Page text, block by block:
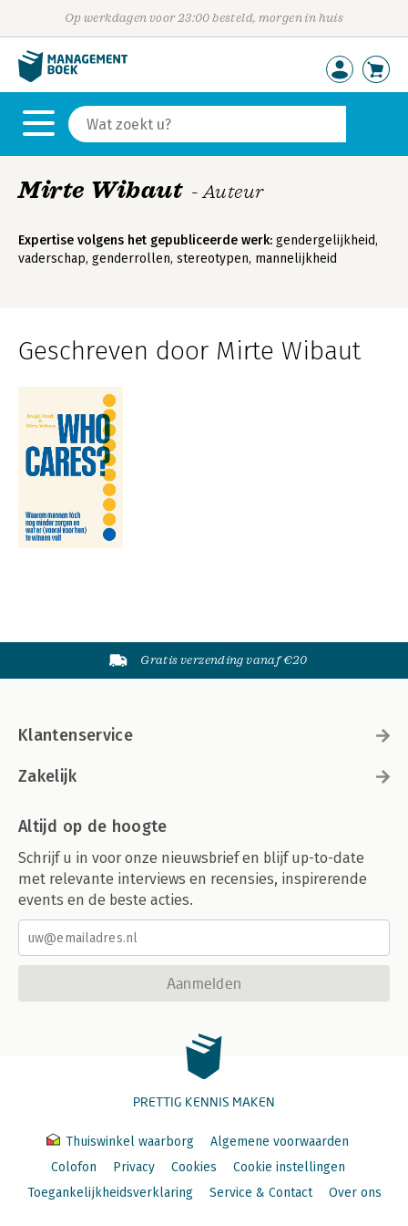
Op werkdagen voor 23:00 besteld, morgen in huis
Mirte Wibaut - Auteur
Expertise volgens het gepubliceerde werk: gendergelijkheid,
vaderschap, genderrollen, stereotypen, mannelijkheid
Geschreven door Mirte Wibaut
Gratis verzending vanaf €20
Klantenservice
Zakelijk
Altijd op de hoogte
Schrijf u in voor onze nieuwsbrief en blijf up-to-date
met relevante interviews en recensies, inspirerende
events en de beste acties.
Aanmelden
PRETTIG KENNIS MAKEN
Thuiswinkel waarborg
Algemene voorwaarden
Colofon
Privacy Cookies
Cookie instellingen
Toegankelijkheidsverklaring
Service & Contact Over ons